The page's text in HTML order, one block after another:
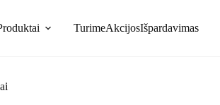
TurimeAkcijosIšpardavimas